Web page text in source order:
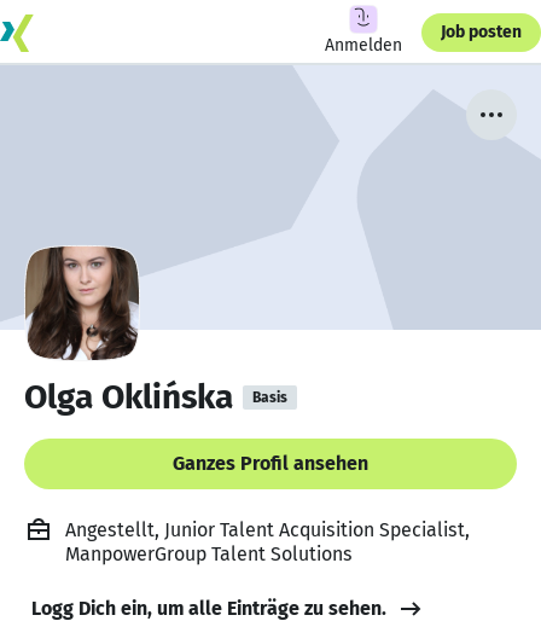
Anmelden
Job posten
Olga Oklińska Basis
Ganzes Profil ansehen
Angestellt, Junior Talent Acquisition Specialist,
ManpowerGroup Talent Solutions
Logg Dich ein, um alle Einträge zu sehen.